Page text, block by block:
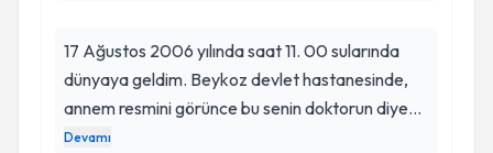
17 Ağustos 2006 yılında saat 11. 00 sularında
dünyaya geldim. Beykoz devlet hastanesinde,
annem resmini görünce bu senin doktorun diye
övmekle bitiremedi. Size çok saygı duyuyorlar,
Devamı